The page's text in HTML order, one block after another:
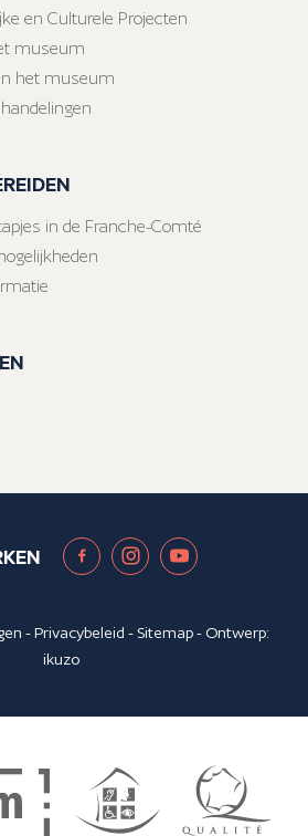
en Culturele Projecten
museum
het museum
in de Franche-Comté
-Privacybeleid - Sitemap- Ontwerp:
ikuzo